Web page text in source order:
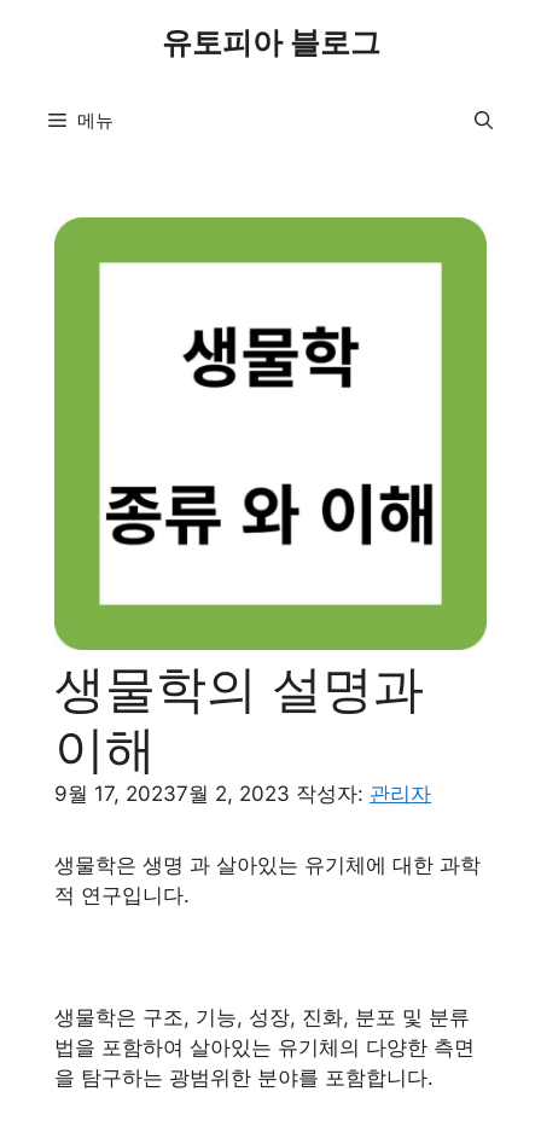
유토피아 블로그
메뉴
생물학의 설명과
이해
9월 17, 20237월 2, 2023 작성자: 관리자
생물학은 생명 과 살아있는 유기체에 대한 과학
적 연구입니다.
생물학은 구조, 기능, 성장, 진화, 분포 및 분류
법을 포함하여 살아있는 유기체의 다양한 측면
을 탐구하는 광범위한 분야를 포함합니다.